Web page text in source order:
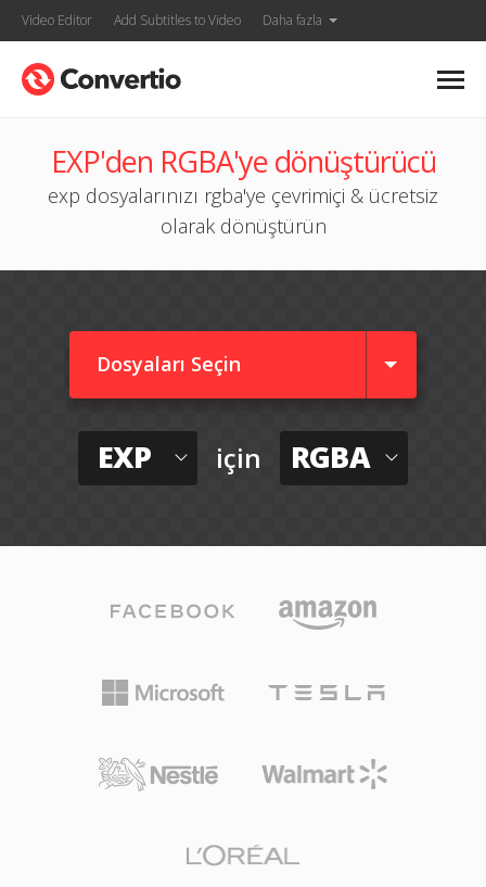
Video Editor Add Subtitles to Video Daha fazla
EXP'den RGBA'ye dönüştürücü
exp dosyalarınızı rgba'ye çevrimiçi & ücretsiz
olarak dönüştürün
Dosyaları Seçin
EXP için RGBA